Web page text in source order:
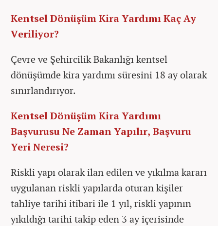
Kentsel Dönüşüm Kira Yardımı Kaç Ay
Veriliyor?
Çevre ve Şehircilik Bakanlığı kentsel
dönüşümde kira yardımı süresini 18 ay olarak
sınırlandırıyor.
Kentsel Dönüşüm Kira Yardımı
Başvurusu Ne Zaman Yapılır, Başvuru
Yeri Neresi?
Riskli yapı olarak ilan edilen ve yıkılma kararı
uygulanan riskli yapılarda oturan kişiler
tahliye tarihi itibari ile 1 yıl, riskli yapının
yıkıldığı tarihi takip eden 3 ay içerisinde